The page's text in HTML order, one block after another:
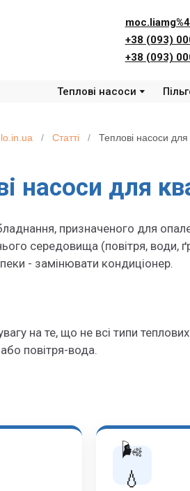
+38 (093)
+38 (093)
Теплові насоси
/ Статті / Теплові насоси для
насоси для
призначеного для
середовища (повітря, води,
- замінювати кондиціонер.
на те, що не всі типи
повітря-вода.
🌬️
💧